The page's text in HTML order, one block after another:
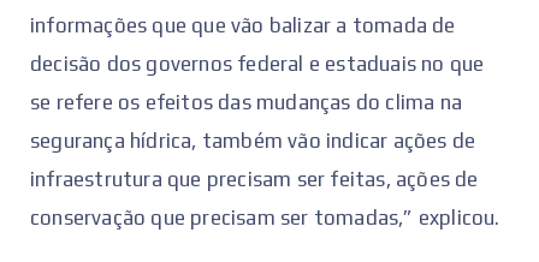
informações que que vão balizar a tomada de
decisão dos governos federal e estaduais no que
se refere os efeitos das mudanças do clima na
segurança hídrica, também vão indicar ações de
infraestrutura que precisam ser feitas, ações de
conservação que precisam ser tomadas,” explicou.